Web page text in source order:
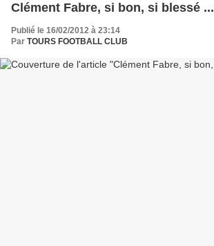
Clément Fabre, si bon, si blessé ...
Publié le 16/02/2012 à 23:14
Par TOURS FOOTBALL CLUB